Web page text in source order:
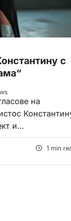
с
на
и…
1 min